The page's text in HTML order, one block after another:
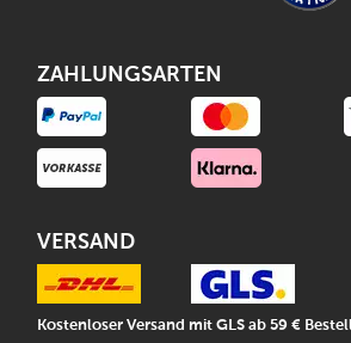
ZAHLUNGSARTEN
VERSAND
Kostenloser Versand mit GLS ab 59 €